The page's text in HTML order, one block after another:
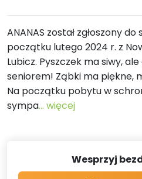
ANANAS został zgłoszony
początku lutego 2024 r. z
Lubicz. Pyszczek ma siwy,
seniorem! Ząbki ma piękne,
Na początku pobytu w
sympa... więcej
Wesprzyj